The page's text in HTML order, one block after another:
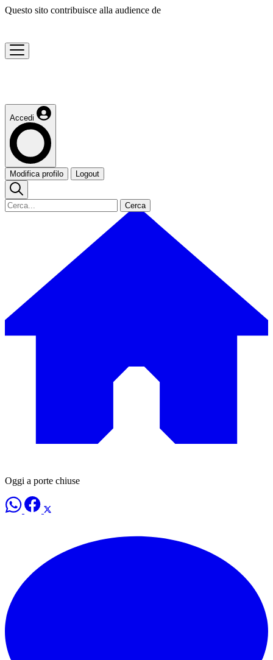
Questo sito contribuisce alla audience de
Accedi
Modifica profilo Logout
Cerca
Oggi a porte chiuse